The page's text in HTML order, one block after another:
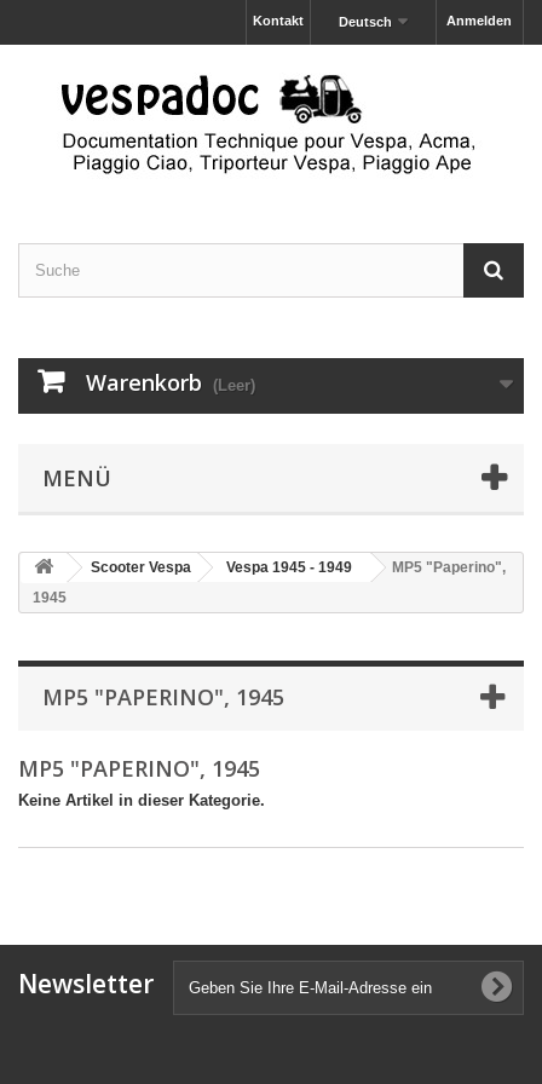
Anmelden
Deutsch
Kontakt
Warenkorb (Leer)
MENÜ
Scooter Vespa Vespa 1945 - 1949
MP5 "Paperino",
1945
MP5 "PAPERINO", 1945
MP5 "PAPERINO", 1945
Keine Artikel in dieser Kategorie.
Newsletter